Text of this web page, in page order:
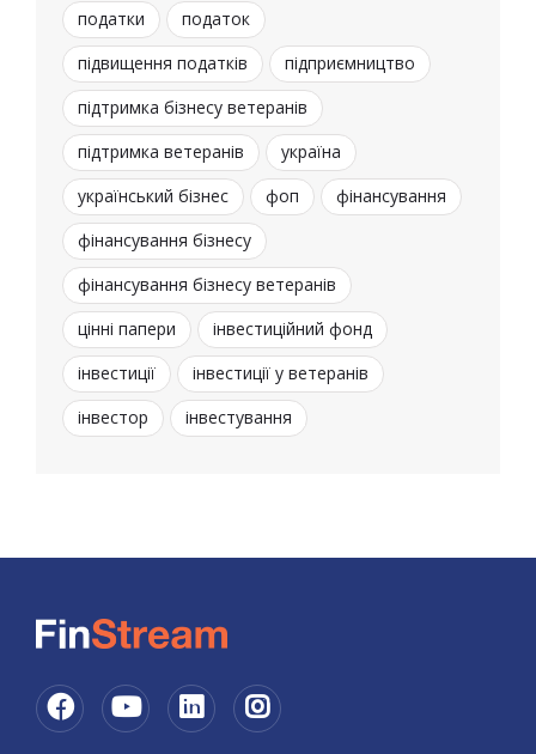
податки
податок
підвищення податків
підприємництво
підтримка бізнесу ветеранів
підтримка ветеранів
україна
український бізнес
фоп
фінансування
фінансування бізнесу
фінансування бізнесу ветеранів
цінні папери
інвестиційний фонд
інвестиції
інвестиції у ветеранів
інвестор
інвестування